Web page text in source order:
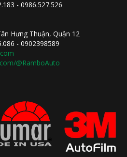
- 0986.527.526
Hưng Thuận, Quận 12
- 0902398589
@RamboAuto